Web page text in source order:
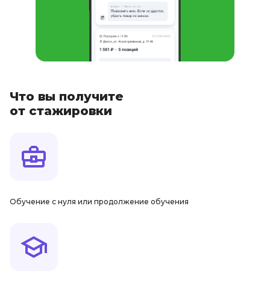
Что вы получите
от стажировки
Обучение с нуля или продолжение обучения